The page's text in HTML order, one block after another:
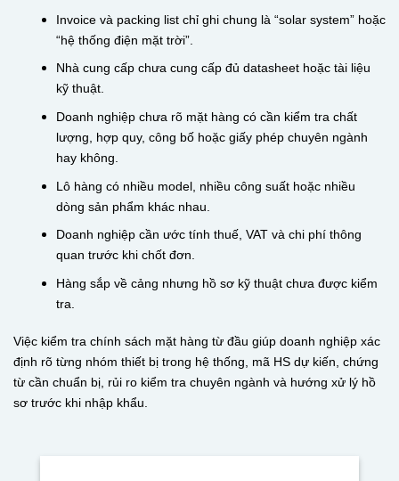
Invoice và packing list chỉ ghi chung là “solar system” hoặc
“hệ thống điện mặt trời”.
Nhà cung cấp chưa cung cấp đủ datasheet hoặc tài liệu
kỹ thuật.
Doanh nghiệp chưa rõ mặt hàng có cần kiểm tra chất
lượng, hợp quy, công bố hoặc giấy phép chuyên ngành
hay không.
Lô hàng có nhiều model, nhiều công suất hoặc nhiều
dòng sản phẩm khác nhau.
Doanh nghiệp cần ước tính thuế, VAT và chi phí thông
quan trước khi chốt đơn.
Hàng sắp về cảng nhưng hồ sơ kỹ thuật chưa được kiểm
tra.
Việc kiểm tra chính sách mặt hàng từ đầu giúp doanh nghiệp xác
định rõ từng nhóm thiết bị trong hệ thống, mã HS dự kiến, chứng
từ cần chuẩn bị, rủi ro kiểm tra chuyên ngành và hướng xử lý hồ
sơ trước khi nhập khẩu.